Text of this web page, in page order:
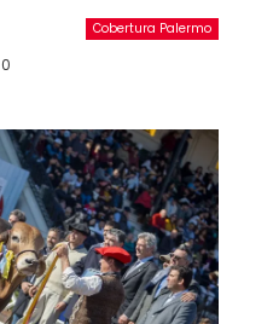
Cobertura Palermo
0